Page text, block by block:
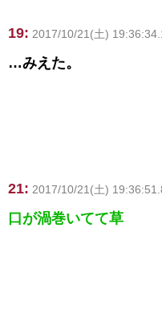
19: 2017/10/21(土)
…みえた。
21: 2017/10/21(土)
口が渦巻いてて草